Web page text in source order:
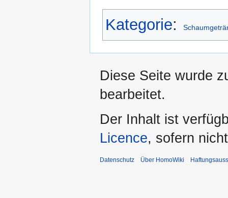
Kategorie:
Diese Seite wurde
bearbeitet.
Der Inhalt ist
Licence, sofern
Datenschutz Über HomoWiki